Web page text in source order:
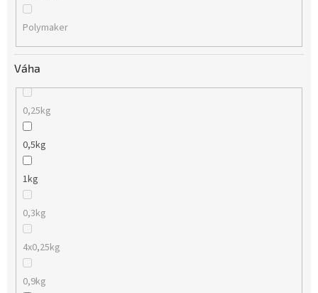
Polymaker
Váha
0,25kg
0,5kg
1kg
0,3kg
4x0,25kg
0,9kg